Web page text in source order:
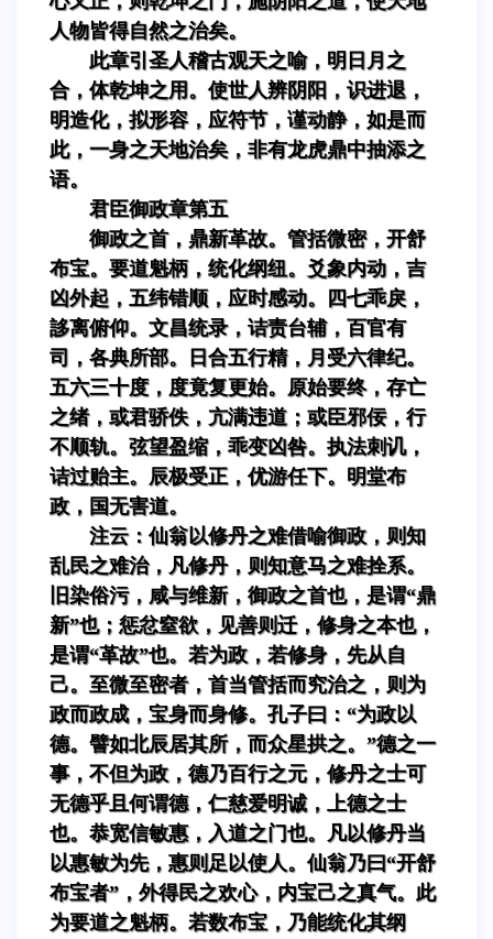
人物皆得自然之治矣。
此章引圣人稽古观天之喻，明日月之
合，体乾坤之用。使世人辨阴阳，识进退，
明造化，拟形容，应符节，谨动静，如是而
此，一身之天地治矣，非有龙虎鼎中抽添之
语。
君臣御政章第五
御政之首，鼎新革故。管括微密，开舒
布宝。要道魁柄，统化纲纽。爻象内动，吉
凶外起，五纬错顺，应时感动。四七乖戾，
誃离俯仰。文昌统录，诘责台辅，百官有
司，各典所部。日合五行精，月受六律纪。
五六三十度，度竟复更始。原始要终，存亡
之绪，或君骄佚，亢满违道；或臣邪佞，行
不顺轨。弦望盈缩，乖变凶咎。执法刺讥，
诘过贻主。辰极受正，优游任下。明堂布
政，国无害道。
注云：仙翁以修丹之难借喻御政，则知
乱民之难治，凡修丹，则知意马之难拴系。
旧染俗污，咸与维新，御政之首也，是谓“鼎
新”也；惩忿窒欲，见善则迁，修身之本也，
是谓“革故”也。若为政，若修身，先从自
己。至微至密者，首当管括而究治之，则为
政而政成，宝身而身修。孔子曰：“为政以
德。譬如北辰居其所，而众星拱之。”德之一
事，不但为政，德乃百行之元，修丹之士可
无德乎且何谓德，仁慈爱明诚，上德之士
也。恭宽信敏惠，入道之门也。凡以修丹当
以惠敏为先，惠则足以使人。仙翁乃曰“开舒
布宝者”，外得民之欢心，内宝己之真气。此
为要道之魁柄。若数布宝，乃能统化其纲